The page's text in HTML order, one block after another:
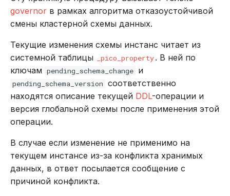
governor в рамках алгоритма отказоустойчивой
смены кластерной схемы данных.
Текущие изменения схемы инстанс читает из
системной таблицы
_pico_property. В ней по
ключам pending_schema_change и
pending_schema_version соответственно
находятся описание текущей DDL-операции и
версия глобальной схемы после применения этой
операции.
В случае если изменение не применимо на
текущем инстансе из-за конфликта хранимых
данных, в ответ посылается сообщение с
причиной конфликта.